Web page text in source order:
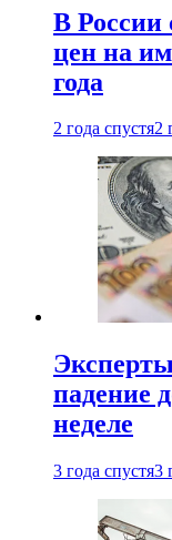
В России
цен на
года
2 года спустя2
падение
неделе
3 года спустя3